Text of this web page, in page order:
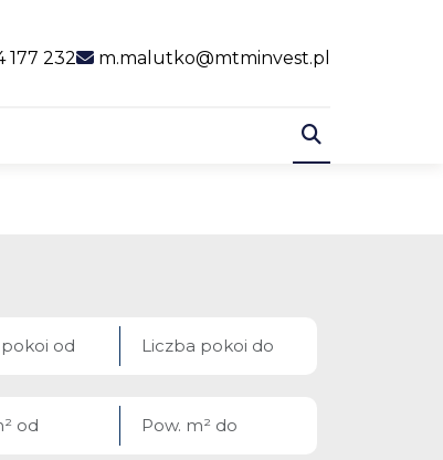
177 232 m.malutko@mtminvest.pl